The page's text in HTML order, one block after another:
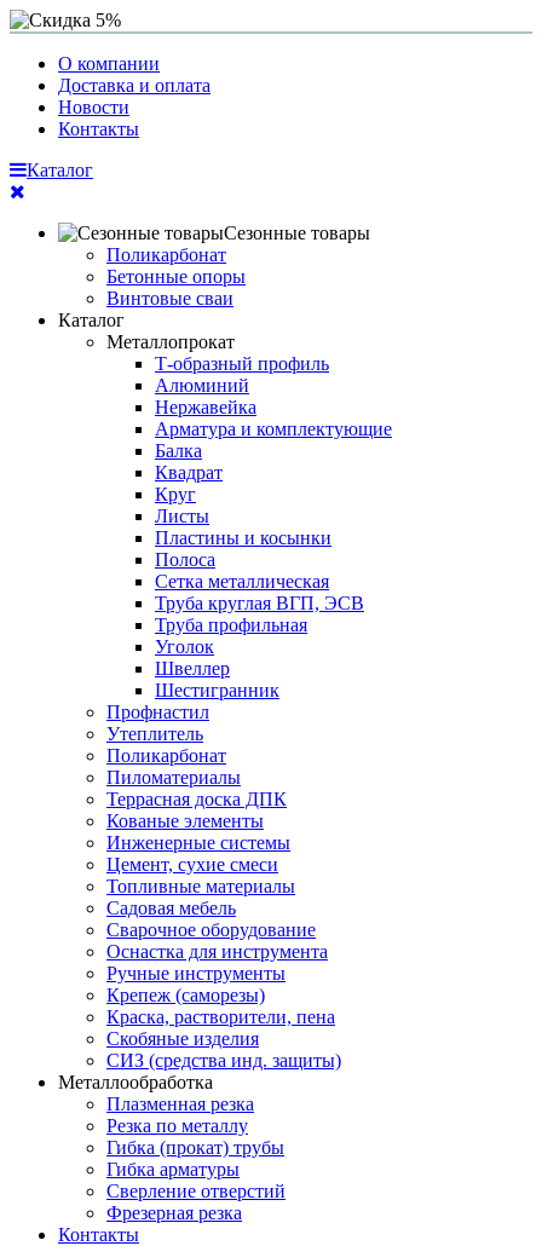
О компании
Доставка и оплата
Новости
Контакты
Каталог
Сезонные товары
Поликарбонат
Бетонные опоры
Винтовые сваи
Каталог
Металлопрокат
Т-образный профиль
Алюминий
Нержавейка
Арматура и комплектующие
Балка
Квадрат
Круг
Листы
Пластины и косынки
Полоса
Сетка металлическая
Труба круглая ВГП, ЭСВ
Труба профильная
Уголок
Швеллер
Шестигранник
Профнастил
Утеплитель
Поликарбонат
Пиломатериалы
Террасная доска ДПК
Кованые элементы
Инженерные системы
Цемент, сухие смеси
Топливные материалы
Садовая мебель
Сварочное оборудование
Оснастка для инструмента
Ручные инструменты
Крепеж (саморезы)
Краска, растворители, пена
Скобяные изделия
СИЗ (средства инд. защиты)
Металлообработка
Плазменная резка
Резка по металлу
Гибка (прокат) трубы
Гибка арматуры
Сверление отверстий
Фрезерная резка
Контакты